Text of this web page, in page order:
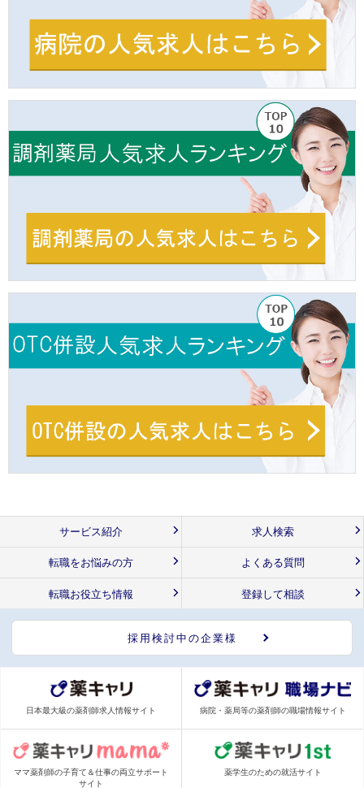
サービス紹介 求人検索
転職をお悩みの方 よくある質問
転職お役立ち情報 登録して相談
採用検討中の企業様
日本最大級の薬剤師求人情報サイト 病院・薬局等の薬剤師の職場情報サイト
ママ薬剤師の子育て＆仕事の両立サポート
サイト
薬学生のための就活サイト